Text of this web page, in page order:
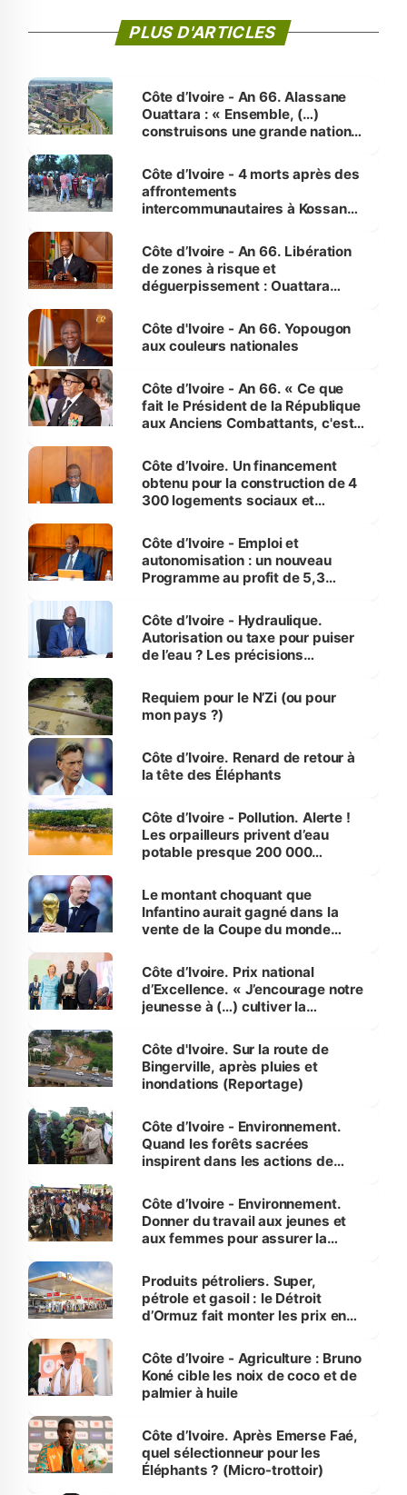
PLUS D'ARTICLES
Côte d’Ivoire - An 66. Alassane
Ouattara : « Ensemble, (…)
construisons une grande nation
générations futures »
Côte d’Ivoire - 4 morts après des
affrontements
intercommunautaires à Kossandji
milieu des sinistrés
Côte d’Ivoire - An 66. Libération
de zones à risque et
déguerpissement : Ouattara
l'Etat de droit pour préserver les
vies humaines »
Côte d'Ivoire - An 66. Yopougon
aux couleurs nationales
Côte d’Ivoire - An 66. « Ce que
fait le Président de la République
aux Anciens Combattants, c'est
Côte d’Ivoire. Un financement
obtenu pour la construction de 4
300 logements sociaux et
et Yamoussoukro
Côte d’Ivoire - Emploi et
autonomisation : un nouveau
Programme au profit de 5,3
Côte d’Ivoire - Hydraulique.
Autorisation ou taxe pour puiser
de l’eau ? Les précisions
Requiem pour le N’Zi (ou pour
mon pays ?)
Côte d’Ivoire. Renard de retour à
la tête des Éléphants
Côte d’Ivoire - Pollution. Alerte !
Les orpailleurs privent d’eau
potable presque 200 000
Le montant choquant que
Infantino aurait gagné dans la
vente de la Coupe du monde
Côte d’Ivoire. Prix national
d’Excellence. « J’encourage notre
jeunesse à (…) cultiver la
(Alassane Ouattara
Côte d'Ivoire. Sur la route de
Bingerville, après pluies et
inondations (Reportage)
Côte d’Ivoire - Environnement.
Quand les forêts sacrées
inspirent dans les actions de
Côte d’Ivoire - Environnement.
Donner du travail aux jeunes et
aux femmes pour assurer la
menacées
Produits pétroliers. Super,
pétrole et gasoil : le Détroit
d’Ormuz fait monter les prix en
Côte d’Ivoire - Agriculture : Bruno
Koné cible les noix de coco et de
palmier à huile
Côte d’Ivoire. Après Emerse Faé,
quel sélectionneur pour les
Éléphants ? (Micro-trottoir)